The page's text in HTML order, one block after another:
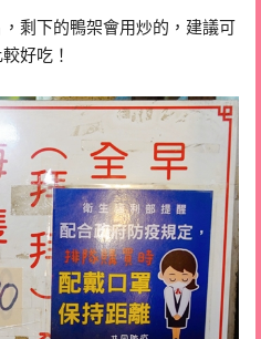
剩下的鴨架會用炒的，建議可
好吃！